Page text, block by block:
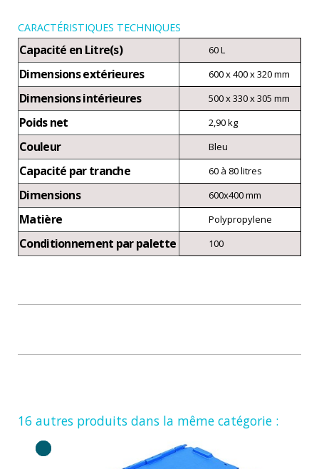
CARACTÉRISTIQUES TECHNIQUES
Capacité en Litre(s) 60 L
Dimensions extérieures 600 x 400 x 320 mm
Dimensions intérieures 500 x 330 x 305 mm
Poids net 2,90 kg
Couleur Bleu
Capacité par tranche 60 à 80 litres
Dimensions 600x400 mm
Matière Polypropylene
Conditionnement par palette 100
16 autres produits dans la même catégorie :